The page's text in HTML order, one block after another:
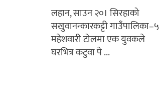
लहान, साउन २०। सिरहाको
सखुवानन्कारकट्टी गाउँपालिका–५
महेशवारी टोलमा एक युवकले
घरभित्र कटुवा पे ...